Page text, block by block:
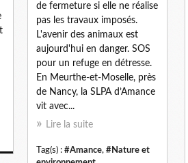
de fermeture si elle ne réalise
pas les travaux imposés.
L'avenir des animaux est
aujourd'hui en danger. SOS
pour un refuge en détresse.
En Meurthe-et-Moselle, près
de Nancy, la SLPA d’Amance
vit avec...
Lire la suite
Tag(s) : #Amance, #Nature et